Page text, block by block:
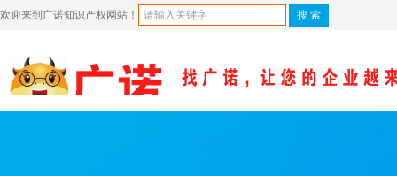
欢迎来到广诺知识产权网站！